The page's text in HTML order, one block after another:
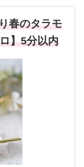
春のタラモ
】5分以内